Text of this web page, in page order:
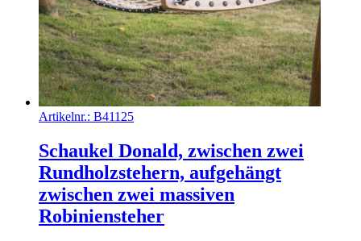
Artikelnr.: B41125
Schaukel Donald, zwischen zwei
Rundholzstehern, aufgehängt
zwischen zwei massiven
Robiniensteher